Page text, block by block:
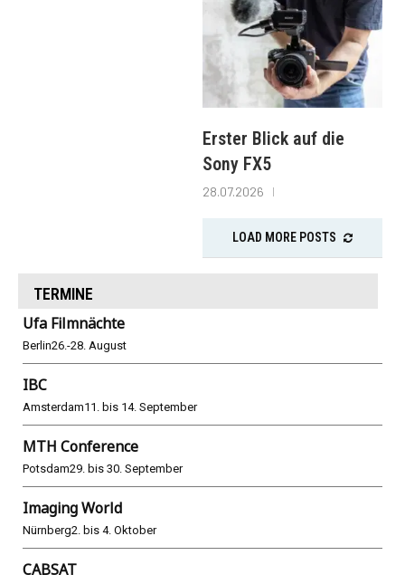
Erster Blick auf die
Sony FX5
28.07.2026
LOAD MORE POSTS
TERMINE
Ufa Filmnächte
Berlin26.-28. August
IBC
Amsterdam11. bis 14. September
MTH Conference
Potsdam29. bis 30. September
Imaging World
Nürnberg2. bis 4. Oktober
CABSAT